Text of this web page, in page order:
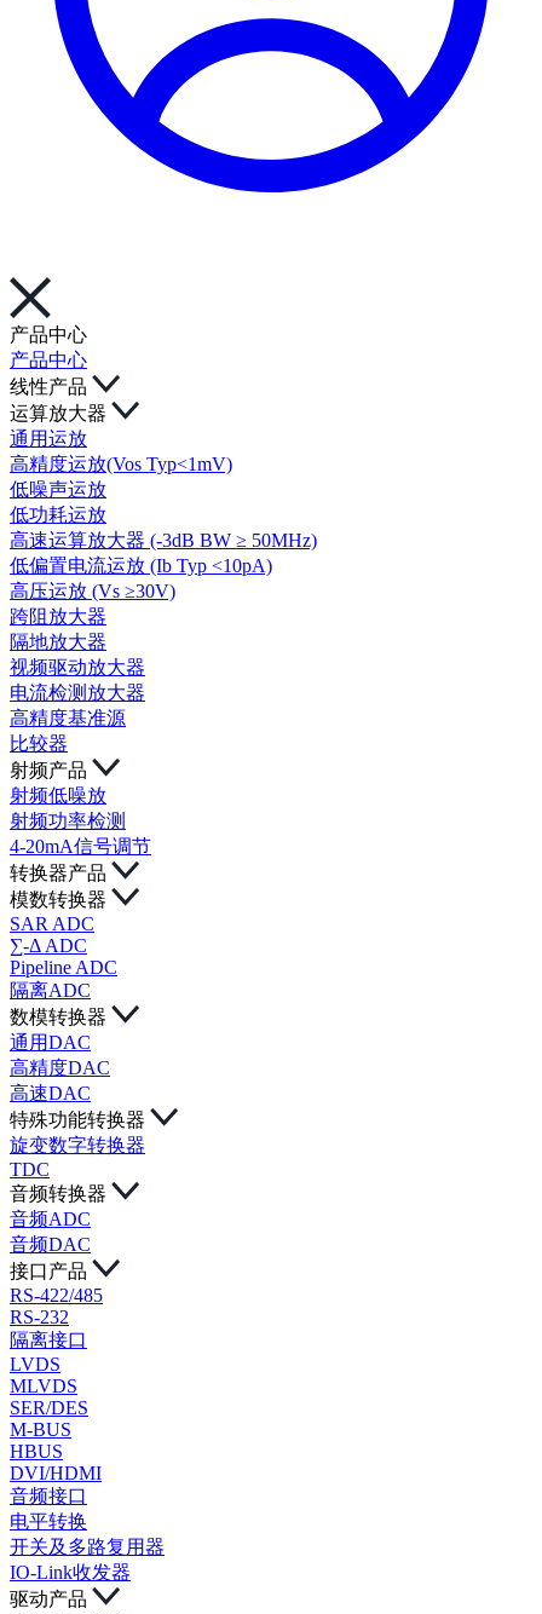
产品中心
产品中心
线性产品
运算放大器
通用运放
高精度运放(Vos Typ<1mV)
低噪声运放
低功耗运放
高速运算放大器 (-3dB BW ≥ 50MHz)
低偏置电流运放 (Ib Typ <10pA)
高压运放 (Vs ≥30V)
跨阻放大器
隔地放大器
视频驱动放大器
电流检测放大器
高精度基准源
比较器
射频产品
射频低噪放
射频功率检测
4-20mA信号调节
转换器产品
模数转换器
SAR ADC
∑-Δ ADC
Pipeline ADC
隔离ADC
数模转换器
通用DAC
高精度DAC
高速DAC
特殊功能转换器
旋变数字转换器
TDC
音频转换器
音频ADC
音频DAC
接口产品
RS-422/485
RS-232
隔离接口
LVDS
MLVDS
SER/DES
M-BUS
HBUS
DVI/HDMI
音频接口
电平转换
开关及多路复用器
IO-Link收发器
驱动产品